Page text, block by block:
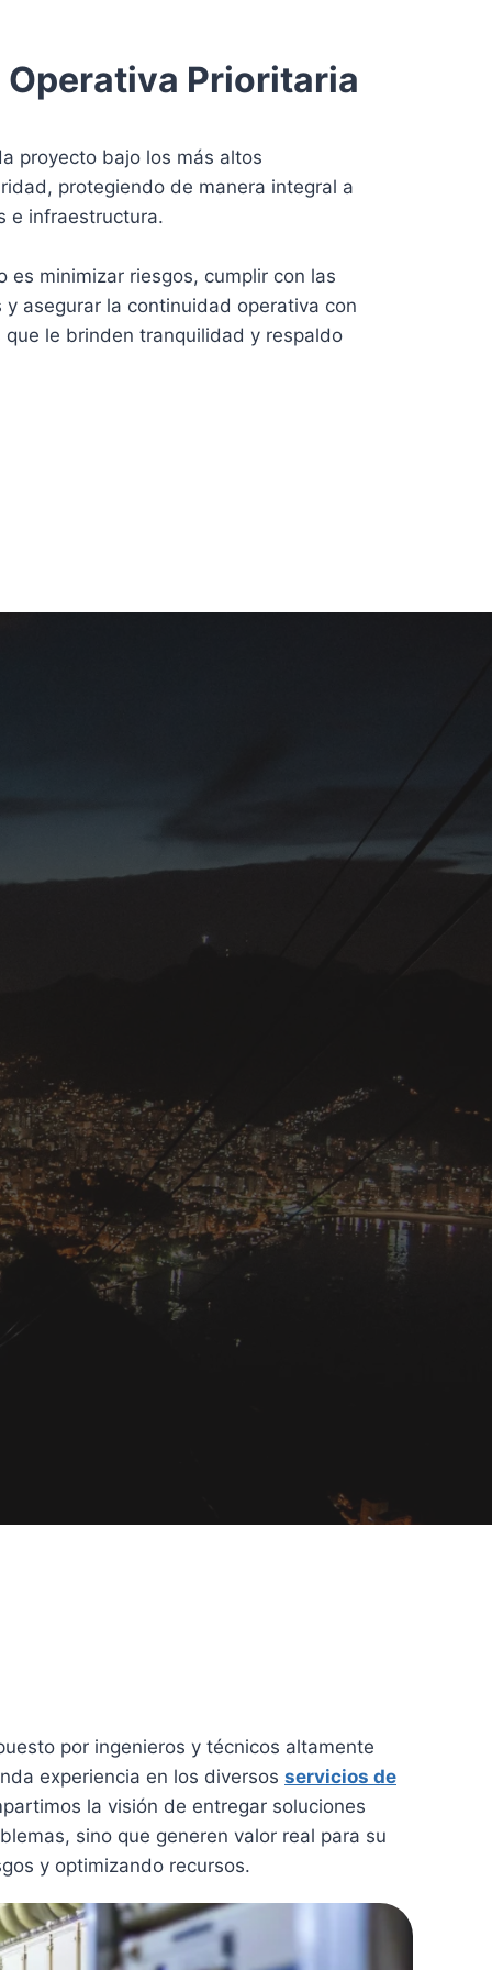
Operativa Prioritaria
proyecto bajo los más altos
protegiendo de manera integral a
e infraestructura.
es minimizar riesgos, cumplir con las
y asegurar la continuidad operativa con
que le brinden tranquilidad y respaldo
por ingenieros y técnicos altamente
experiencia en los diversos servicios de
la visión de entregar soluciones
sino que generen valor real para su
y optimizando recursos.